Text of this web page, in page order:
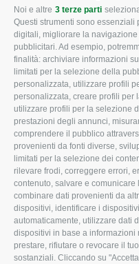
Noi e altre 3 terze parti
Questi strumenti sono
digitali, migliorare la
pubblicitari. Ad esempio,
finalità: archiviare informazioni
limitati per la selezione della
personalizzata, utilizzare profili
personalizzata, creare profili per
utilizzare profili per la selezione
prestazioni degli annunci,
comprendere il pubblico
provenienti da fonti diverse,
limitati per la selezione dei
rilevare frodi, correggere errori,
contenuto, salvare e
combinare dati provenienti da
dispositivi, identificare i
automaticamente, utilizzare dati
dispositivi in base a informazioni
prestare, rifiutare o revocare il
sostanziali. Cliccando su
CONFAGRICOLTURA
ROVIGO
L'Associazione
Missione e Progetto
Organigramma aziendale
I Nostri Servizi
Uffici della Sede
provinciale
Le Sedi di Zona
Agricoltori S.r.l.
Whistleblowing
Confagricoltura Rovigo e
Agricoltori srl